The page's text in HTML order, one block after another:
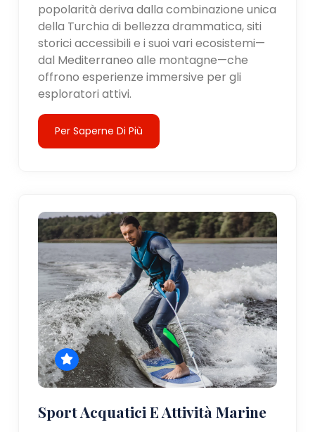
popolarità deriva dalla combinazione unica
della Turchia di bellezza drammatica, siti
storici accessibili e i suoi vari ecosistemi—
dal Mediterraneo alle montagne—che
offrono esperienze immersive per gli
esploratori attivi.
Per Saperne Di Più
Sport Acquatici E Attività Marine